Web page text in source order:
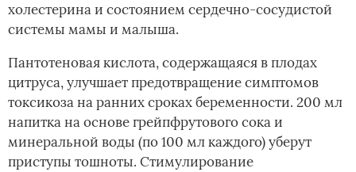
холестерина и состоянием сердечно-сосудистой
системы мамы и малыша.
Пантотеновая кислота, содержащаяся в плодах
цитруса, улучшает предотвращение симптомов
токсикоза на ранних сроках беременности. 200 мл
напитка на основе грейпфрутового сока и
минеральной воды (по 100 мл каждого) уберут
приступы тошноты. Стимулирование